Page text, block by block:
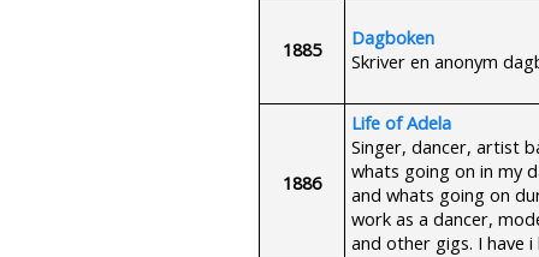
1885
Dagboken
Skriver en anonym
1886
Life of Adela
Singer, dancer, artist
whats going on in my
and whats going on
work as a dancer,
and other gigs. I have